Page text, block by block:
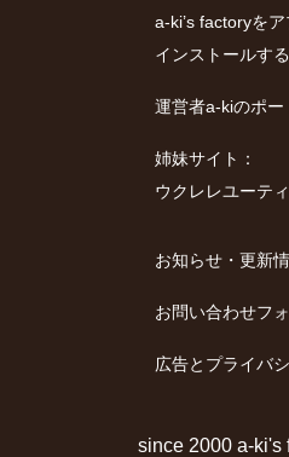
a-ki’s factoryを
インストールす
運営者a-kiのポー
姉妹サイト：
ウクレレユーテ
お知らせ・更新
お問い合わせフ
広告とプライバ
since 2000 a-ki's